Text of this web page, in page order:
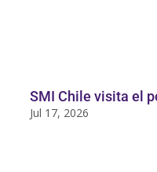
SMI Chile visita el
Jul 17, 2026